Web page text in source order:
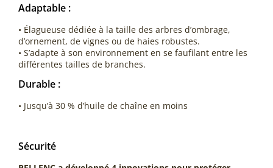
Adaptable :
• Élagueuse dédiée à la taille des arbres d’ombrage,
d’ornement, de vignes ou de haies robustes.
• S’adapte à son environnement en se faufilant entre les
différentes tailles de branches.
Durable :
• Jusqu’à 30 % d’huile de chaîne en moins
Sécurité